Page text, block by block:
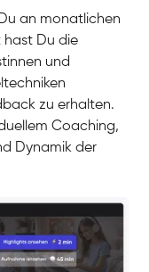
an monatlichen
hast Du die
und
zu erhalten.
Coaching,
Dynamik der